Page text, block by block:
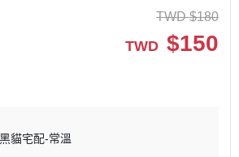
TWD $180
TWD $150
黑貓宅配-常溫